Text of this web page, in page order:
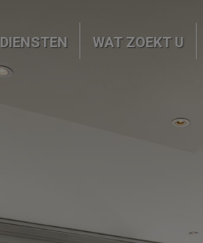
DIENSTEN WAT ZOEKT U